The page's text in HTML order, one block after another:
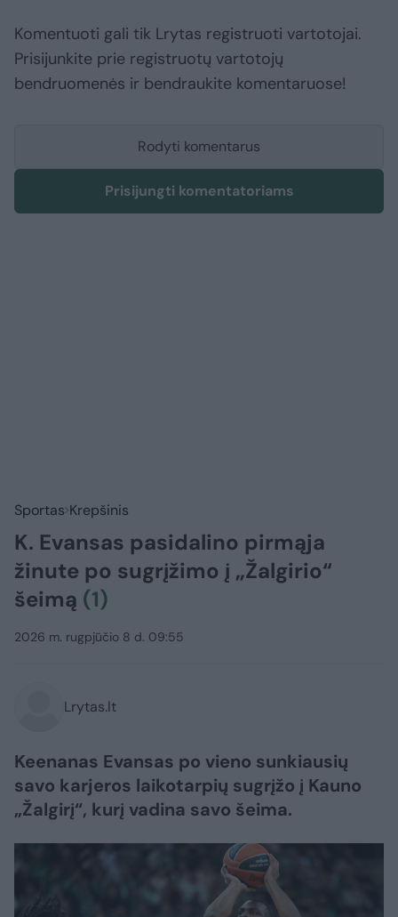
Komentuoti gali tik Lrytas registruoti vartotojai.
Prisijunkite prie registruotų vartotojų
bendruomenės ir bendraukite komentaruose!
Rodyti komentarus
Prisijungti komentatoriams
Sportas Krepšinis
K. Evansas pasidalino pirmąja
žinute po sugrįžimo į „Žalgirio“
šeimą (1)
2026 m. rugpjūčio 8 d. 09:55
Lrytas.lt
Keenanas Evansas po vieno sunkiausių
savo karjeros laikotarpių sugrįžo į Kauno
„Žalgirį“, kurį vadina savo šeima.